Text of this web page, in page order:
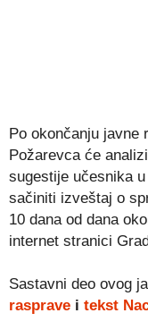
Po okončanju javne
Požarevca će
sugestije učesnika
sačiniti izveštaj o
10 dana od dana
internet stranici
Sastavni deo ovog
rasprave i tekst